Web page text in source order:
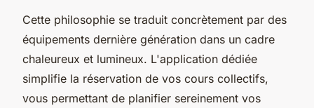
Cette philosophie se traduit concrètement par des
équipements dernière génération dans un cadre
chaleureux et lumineux. L'application dédiée
simplifie la réservation de vos cours collectifs,
vous permettant de planifier sereinement vos